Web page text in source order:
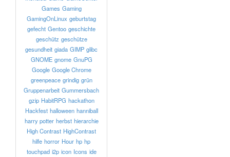
Games Gaming
GamingOnLinux geburtstag
gefecht Gentoo geschichte
geschütz geschütze
gesundheit giada GIMP glibc
GNOME gnome GnuPG
Google Google Chrome
greenpeace grindig grün
Gruppenarbeit Gummersbach
gzip HabitRPG hackathon
Hackfest halloween hanniball
harry potter herbst hierarchie
High Contrast HighContrast
hilfe horror Hour hp hp
touchpad i2p icon Icons ide